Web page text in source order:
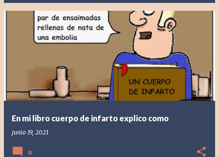
En mi libro cuerpo de infarto explico como
junio 19, 2021
0